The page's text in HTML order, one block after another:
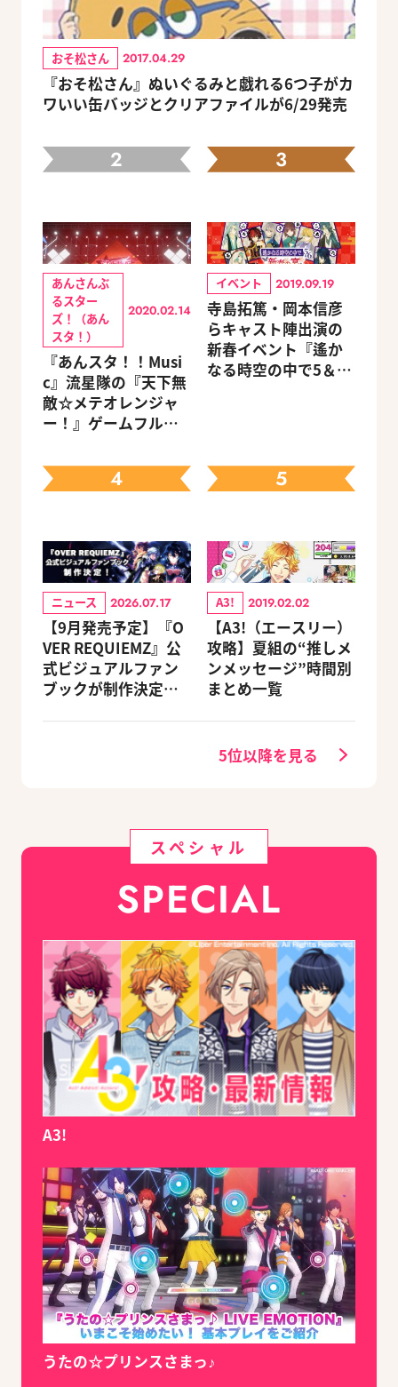
おそ松さん 2017.04.29
『おそ松さん』ぬいぐるみと戯れる6つ子がカ
ワいい缶バッジとクリアファイルが6/29発売
2
あんさんぶ
るスター
ズ！（あん
スタ！）
2020.02.14
『あんスタ！！Musi
c』流星隊の『天下無
敵☆メテオレンジャ
ー！』ゲームフルサ
3
イベント 2019.09.19
寺島拓篤・岡本信彦
らキャスト陣出演の
新春イベント『遙か
なる時空の中で5＆6
4
ニュース 2026.07.17
【9月発売予定】『O
VER REQUIEMZ』公
式ビジュアルファン
ブックが制作決定！
5
A3! 2019.02.02
【A3!（エースリー）
攻略】夏組の“推しメ
ンメッセージ”時間別
まとめ一覧
5位以降を見る
スペシャル
SPECIAL
A3!
うたの☆プリンスさまっ♪